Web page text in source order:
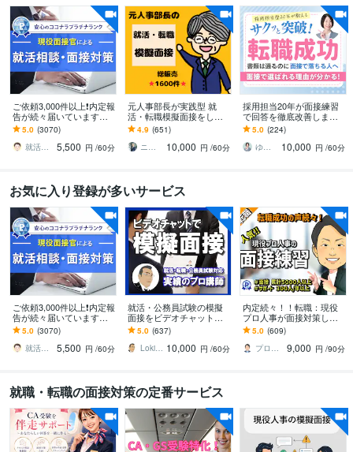
ご依頼3,000件以上❗内定報
告が続々届いています
【本番を想定した模擬面
接】公務員試験、新卒・
経験者採用対応
5.0 (3070)
就活サポーターTAKU
5,500 円 /60分
元人事部長が実践型 就
活・転職模擬面接をしま
す 総販売⭐1500件超⭐実
践型模擬面接＋想定質
問・回答例集
4.9 (651)
ニタシゲユキ★元人事部長の就活・転職支援
10,000 円 /60分
採用担当20年が面接練習
で回答を徹底改善します
本番で伝わる実践的な面
接トレーニング｜面接対
策・模擬面接OK
5.0 (224)
ゆきこ 仕事とキャリアの先生
10,000 円 /60分
お気に入り登録が多いサービス
ご依頼3,000件以上❗内定報
告が続々届いています
【本番を想定した模擬面
接】公務員試験、新卒・
経験者採用対応
5.0 (3070)
就活サポーターTAKU
5,500 円 /60分
就活・公務員試験の模擬
面接をビデオチャットで
します 【あとで見返せる
動画付！】プロが回答内
容から表情までチェック
5.0 (637)
LokiStaff 10,000 円 /60分
内定続々！！転職：現役
プロ人事が面接対策しま
す 【毎月限定10人】60分
7000円も可能/質問や相談
は無制限
5.0 (609)
プロ人事３段 さとう
9,000 円 /90分
就職・転職の面接対策の定番サービス